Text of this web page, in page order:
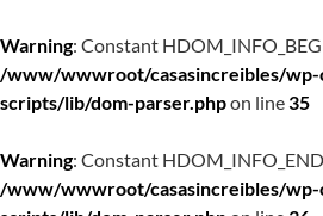
Warning: Constant
/www/wwwroot/casasincreibles/
scripts/lib/dom-parser.phpon line35
Warning: Constant
/www/wwwroot/casasincreibles/